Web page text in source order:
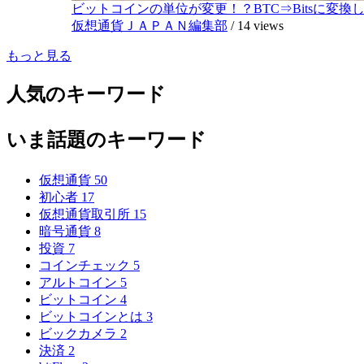
ビットコインの単位が変更！？BTC⇒Bitsに変換し
仮想通貨ＪＡＰＡＮ編集部 / 14 views
もっと見る
人気のキーワード
いま話題のキーワード
仮想通貨 50
初心者 17
仮想通貨取引所 15
暗号通貨 8
投資 7
コインチェック 5
アルトコイン 5
ビットコイン 4
ビットコインとは 3
ビックカメラ 2
決済 2